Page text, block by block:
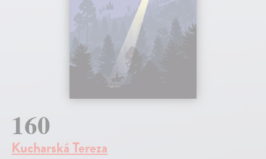
160
Kucharská Tereza